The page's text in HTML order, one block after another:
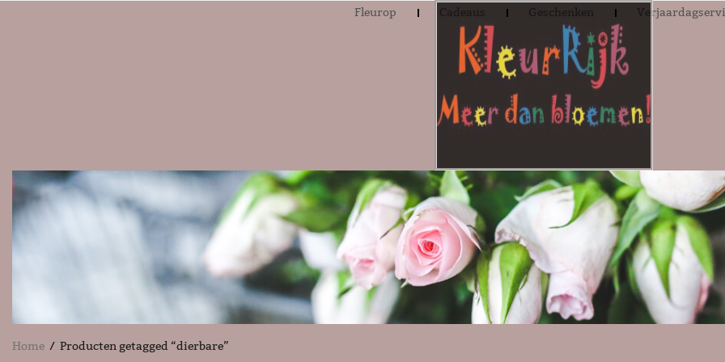
Fleurop Cadeaus Geschenken
Home / Producten getagged “dierbare”